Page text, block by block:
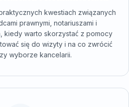
kwestiach związanych
prawnymi, notariuszami i
kiedy warto skorzystać z pomocy
się do wizyty i na co zwrócić
wyborze kancelarii.